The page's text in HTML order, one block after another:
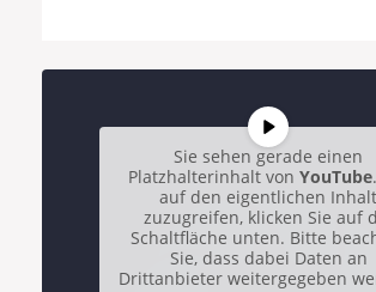
Sie sehen gerade einen
Platzhalterinhalt von YouTube
auf den eigentlichen Inhalt
zuzugreifen, klicken Sie auf
Schaltfläche unten. Bitte
Sie, dass dabei Daten an
Drittanbieter weitergegeben